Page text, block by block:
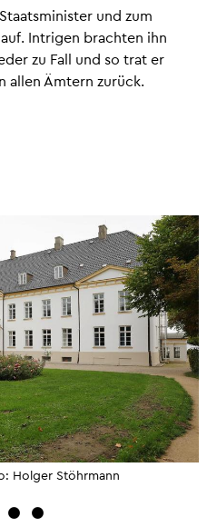
und zum
Intrigen brachten ihn
zu Fall und so trat er
allen Ämtern zurück.
Holger Stöhrmann